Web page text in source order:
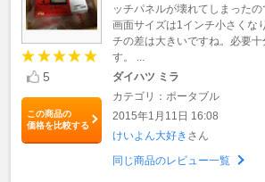
5
この商品の
価格を比較する
ッチパネルが壊れてしまったの
画面サイズは1インチ小さくな
チの差は大きいですね。必要十
す。 ...
ダイハツ ミラ
カテゴリ：ポータブル
2015年1月11日 16:08
けいよん大好き さん
同じ商品のレビュー一覧